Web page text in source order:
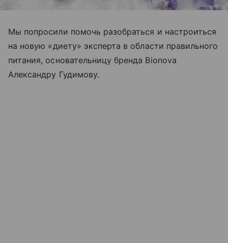
Мы попросили помочь разобраться и настроиться
на новую « диету» эксперта в области правильного
питания, основательницу бренда Bionova
Александру Гудимову.